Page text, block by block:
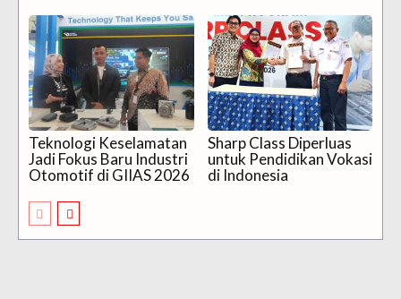
Teknologi Keselamatan
Jadi Fokus Baru Industri
Otomotif di GIIAS 2026
Sharp Class Diperluas
untuk Pendidikan Vokasi
di Indonesia